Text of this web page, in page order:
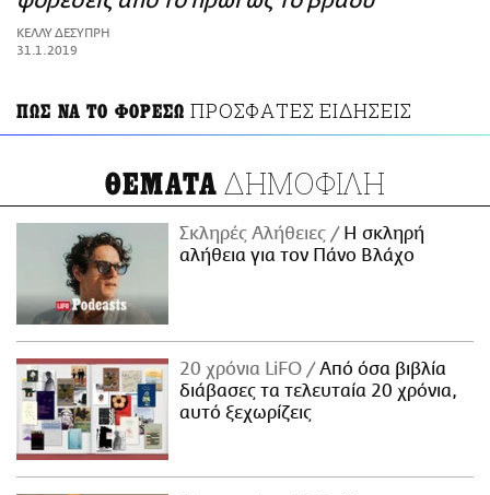
ΑΜΠΑ
PRINT
ΚΕΛΛΥ ΔΕΣΥΠΡΗ
31.1.2019
ΠΩΣ ΝΑ ΤΟ ΦΟΡΕΣΩ ΠΡΟΣΦΑΤΕΣ ΕΙΔΗΣΕΙΣ
ΘΕΜΑΤΑ ΔΗΜΟΦΙΛΗ
Σκληρές Αλήθειες
H σκληρή
αλήθεια για τον Πάνο Βλάχο
20 χρόνια LiFO
Από όσα βιβλία
διάβασες τα τελευταία 20 χρόνια,
αυτό ξεχωρίζεις